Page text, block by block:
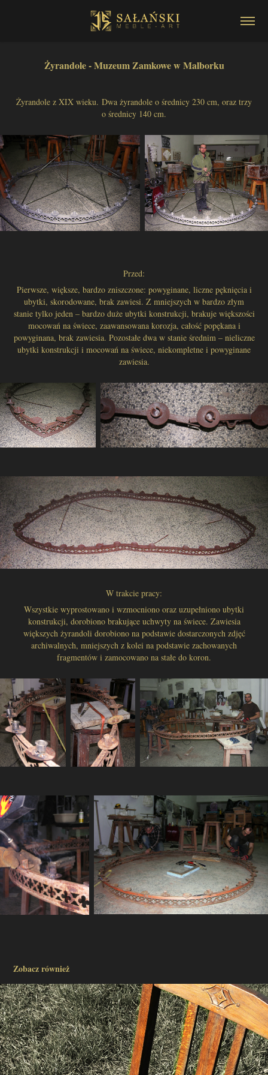
Żyrandole - Muzeum Zamkowe w Malborku
Żyrandole z XIX wieku. Dwa żyrandole o średnicy 230 cm, oraz trzy
o średnicy 140 cm.
Przed:
Pierwsze, większe, bardzo zniszczone: powyginane, liczne pęknięcia i
ubytki, skorodowane, brak zawiesi. Z mniejszych w bardzo złym
stanie tylko jeden – bardzo duże ubytki konstrukcji, brakuje większości
mocowań na świece, zaawansowana korozja, całość popękana i
powyginana, brak zawiesia. Pozostałe dwa w stanie średnim – nieliczne
ubytki konstrukcji i mocowań na świece, niekompletne i powyginane
zawiesia.
W trakcie pracy:
Wszystkie wyprostowano i wzmocniono oraz uzupełniono ubytki
konstrukcji, dorobiono brakujące uchwyty na świece. Zawiesia
większych żyrandoli dorobiono na podstawie dostarczonych zdjęć
archiwalnych, mniejszych z kolei na podstawie zachowanych
fragmentów i zamocowano na stałe do koron.
Zobacz również